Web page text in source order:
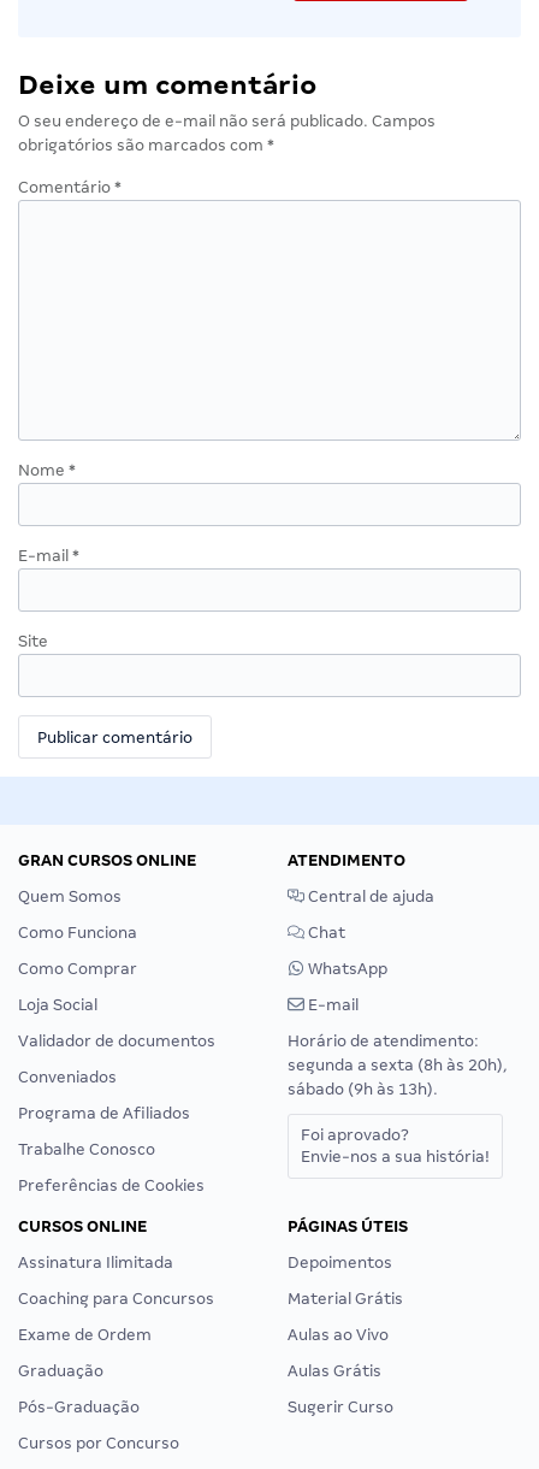
Deixe um comentário
O seu endereço de e-mail não será publicado. Campos
obrigatórios são marcados com *
Comentário *
Nome *
E-mail *
Site
GRAN CURSOS ONLINE
Quem Somos
Como Funciona
Como Comprar
Loja Social
Validador de documentos
Conveniados
Programa de Afiliados
Trabalhe Conosco
Preferências de Cookies
ATENDIMENTO
Central de ajuda
Chat
WhatsApp
E-mail
Horário de atendimento:
segunda a sexta (8h às 20h),
sábado (9h às 13h).
Foi aprovado?
Envie-nos a sua história!
CURSOS ONLINE
Assinatura Ilimitada
Coaching para Concursos
Exame de Ordem
Graduação
Pós-Graduação
Cursos por Concurso
PÁGINAS ÚTEIS
Depoimentos
Material Grátis
Aulas ao Vivo
Aulas Grátis
Sugerir Curso